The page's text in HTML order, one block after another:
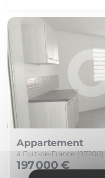
Appartement
à Fort-de-France (97200)
197 000 €